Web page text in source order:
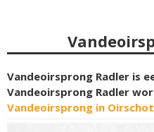
Vandeoirsprong Radler is
Vandeoirsprong Radler
Vandeoirsprong in Oirschot